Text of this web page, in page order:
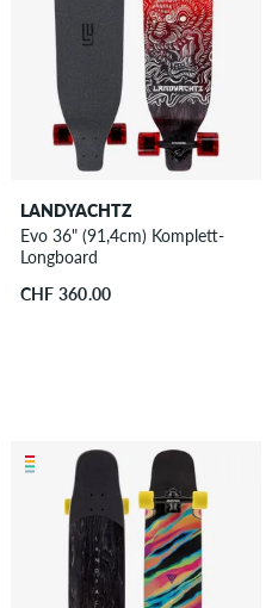
LANDYACHTZ
Evo 36" (91,4cm) Komplett-
Longboard
CHF 360.00